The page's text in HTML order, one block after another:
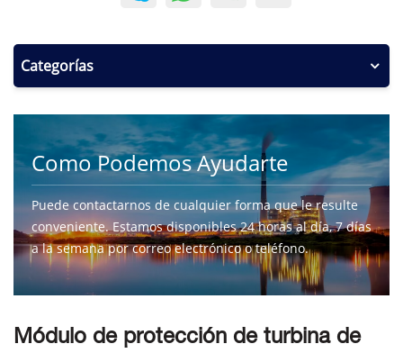
Categorías
Como Podemos Ayudarte
Puede contactarnos de cualquier forma que le resulte
conveniente. Estamos disponibles 24 horas al día, 7 días
a la semana por correo electrónico o teléfono.
CONTÁCTENOS
Módulo de protección de turbina de